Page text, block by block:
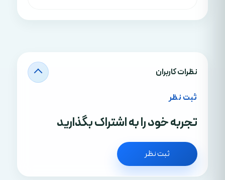
نظرات کاربران
ثبت نظر
تجربه خود را به اشتراک بگذارید
ثبت نظر